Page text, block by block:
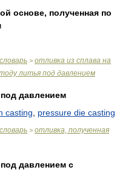
основе, полученная по
> отливка из сплава на
литья под давлением
давлением
casting pressure die casting
> отливка, полученная
давлением с